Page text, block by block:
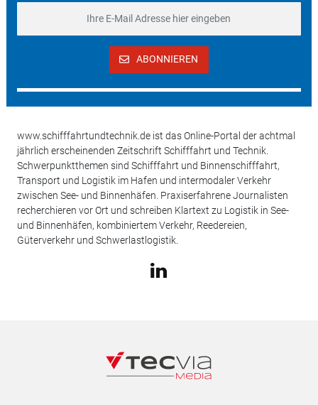
ABONNIEREN
www.schifffahrtundtechnik.de ist das Online-Portal der achtmal
jährlich erscheinenden Zeitschrift Schifffahrt und Technik.
Schwerpunktthemen sind Schifffahrt und Binnenschifffahrt,
Transport und Logistik im Hafen und intermodaler Verkehr
zwischen See- und Binnenhäfen. Praxiserfahrene Journalisten
recherchieren vor Ort und schreiben Klartext zu Logistik in See-
und Binnenhäfen, kombiniertem Verkehr, Reedereien,
Güterverkehr und Schwerlastlogistik.